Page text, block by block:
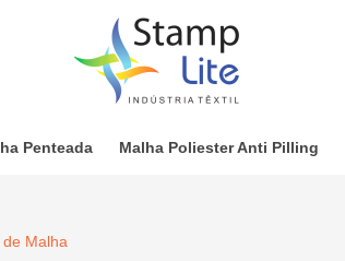
Penteada Malha Poliester Anti Pilling
Malha